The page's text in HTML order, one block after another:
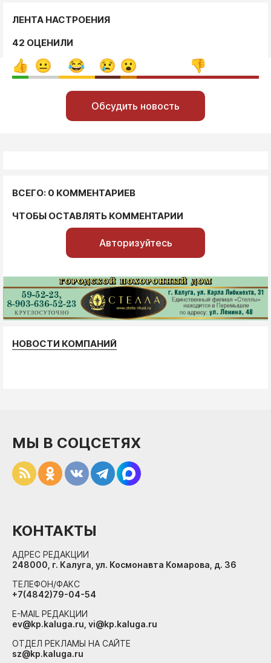
ЛЕНТА НАСТРОЕНИЯ
42 ОЦЕНИЛИ
Обсудить новость
ВСЕГО: 0 КОММЕНТАРИЕВ
ЧТОБЫ ОСТАВЛЯТЬ КОММЕНТАРИИ
Авторизуйтесь
НОВОСТИ КОМПАНИЙ
МЫ В СОЦСЕТЯХ
КОНТАКТЫ
АДРЕС РЕДАКЦИИ
248000, г. Калуга, ул. Космонавта Комарова, д. 36
ТЕЛЕФОН/ФАКС
+7(4842)79-04-54
E-MAIL РЕДАКЦИИ
ev@kp.kaluga.ru, vi@kp.kaluga.ru
ОТДЕЛ РЕКЛАМЫ НА САЙТЕ
sz@kp.kaluga.ru